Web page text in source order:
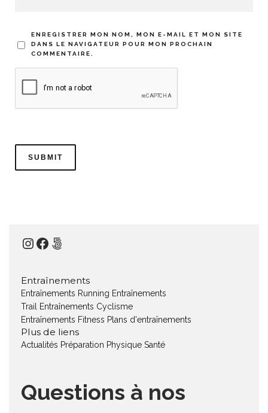
ENREGISTRER MON NOM, MON E-MAIL ET MON SITE
DANS LE NAVIGATEUR POUR MON PROCHAIN
COMMENTAIRE.
Instagram
Facebook
500px
Entraînements
Entraînements Running Entraînements
Trail
Entraînements Cyclisme
Entraînements Fitness Plans d'entraînements
Plus de liens
Actualités Préparation Physique Santé
Questions à nos